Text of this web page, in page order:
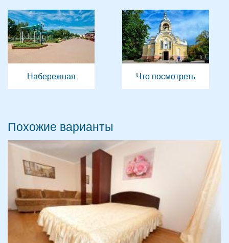
Набережная Что посмотреть
Похожие варианты